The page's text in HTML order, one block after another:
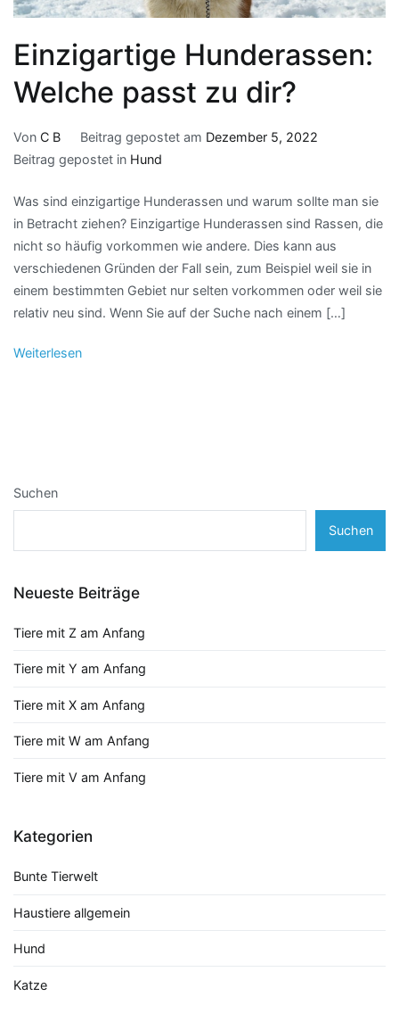
Einzigartige Hunderassen:
Welche passt zu dir?
Von C B Beitrag gepostet am Dezember 5, 2022
Beitrag gepostet in Hund
Was sind einzigartige Hunderassen und warum sollte man sie
in Betracht ziehen? Einzigartige Hunderassen sind Rassen, die
nicht so häufig vorkommen wie andere. Dies kann aus
verschiedenen Gründen der Fall sein, zum Beispiel weil sie in
einem bestimmten Gebiet nur selten vorkommen oder weil sie
relativ neu sind. Wenn Sie auf der Suche nach einem […]
Weiterlesen
Suchen
Suchen
Neueste Beiträge
Tiere mit Z am Anfang
Tiere mit Y am Anfang
Tiere mit X am Anfang
Tiere mit W am Anfang
Tiere mit V am Anfang
Kategorien
Bunte Tierwelt
Haustiere allgemein
Hund
Katze